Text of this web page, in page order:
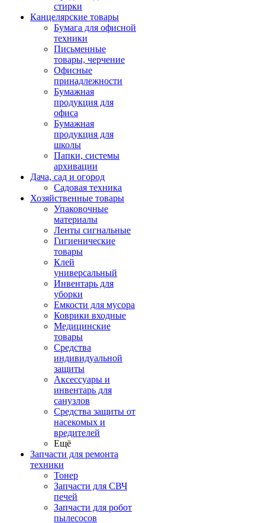
стирки
Канцелярские товары
Бумага для офисной
техники
Письменные
товары, черчение
Офисные
принадлежности
Бумажная
продукция для
офиса
Бумажная
продукция для
школы
Папки, системы
архивации
Дача, сад и огород
Садовая техника
Хозяйственные товары
Упаковочные
материалы
Ленты сигнальные
Гигиенические
товары
Клей
универсальный
Инвентарь для
уборки
Емкости для мусора
Коврики входные
Медицинские
товары
Средства
индивидуальной
защиты
Аксессуары и
инвентарь для
санузлов
Средства защиты от
насекомых и
вредителей
Ещё
Запчасти для ремонта
техники
Тонер
Запчасти для СВЧ
печей
Запчасти для робот
пылесосов